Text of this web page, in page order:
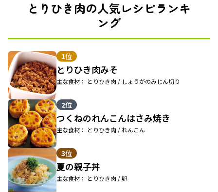
とりひき肉の人気レシピランキ
ング
1位
とりひき肉みそ
主な食材： とりひき肉 / しょうがのみじん切り
2位
つくねのれんこんはさみ焼き
主な食材： とりひき肉 / れんこん
3位
夏の親子丼
主な食材： とりひき肉 / 卵